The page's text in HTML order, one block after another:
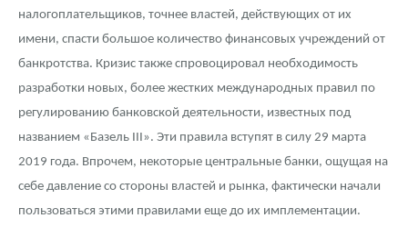
налогоплательщиков, точнее властей, действующих от их
имени, спасти большое количество финансовых учреждений от
банкротства. Кризис также спровоцировал необходимость
разработки новых, более жестких международных правил по
регулированию банковской деятельности, известных под
названием «Базель III». Эти правила вступят в силу 29 марта
2019 года. Впрочем, некоторые центральные банки, ощущая на
себе давление со стороны властей и рынка, фактически начали
пользоваться этими правилами еще до их имплементации.